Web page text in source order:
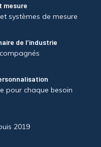
mesure
systèmes de mesure
de l’industrie
pour chaque besoin
2019